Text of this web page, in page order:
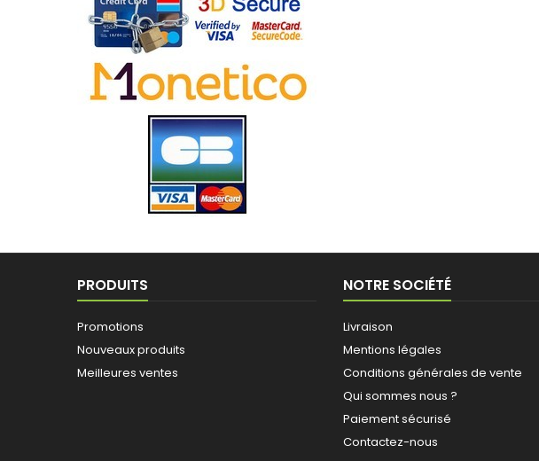
PRODUITS
Promotions
Nouveaux produits
Meilleures ventes
NOTRE SOCIÉTÉ
Livraison
Mentions légales
Conditions générales de vente
Qui sommes nous ?
Paiement sécurisé
Contactez-nous